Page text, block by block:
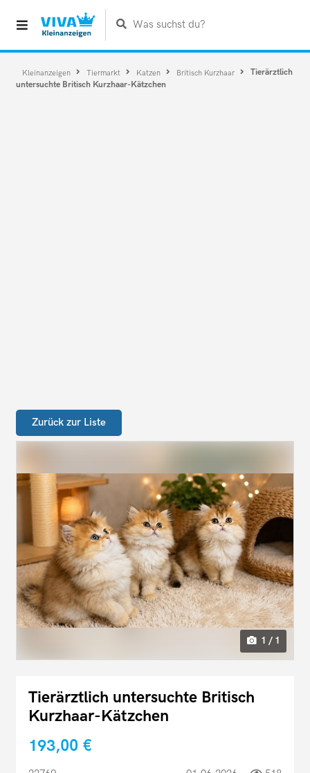
Was suchst du?
Kleinanzeigen Tiermarkt Katzen Britisch Kurzhaar
Tierärztlich
untersuchte Britisch Kurzhaar-Kätzchen
Zurück zur Liste
1 / 1
Tierärztlich untersuchte Britisch
Kurzhaar-Kätzchen
193,00 €